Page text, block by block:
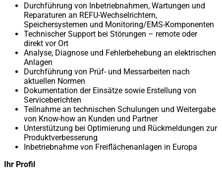
Durchführung von Inbetriebnahmen, Wartungen und
Reparaturen an REFU-Wechselrichtern,
Speichersystemen und Monitoring/EMS-Komponenten
Technischer Support bei Störungen – remote oder
direkt vor Ort
Analyse, Diagnose und Fehlerbehebung an elektrischen
Anlagen
Durchführung von Prüf- und Messarbeiten nach
aktuellen Normen
Dokumentation der Einsätze sowie Erstellung von
Serviceberichten
Teilnahme an technischen Schulungen und Weitergabe
von Know-how an Kunden und Partner
Unterstützung bei Optimierung und Rückmeldungen zur
Produktverbesserung
Inbetriebnahme von Freiflächenanlagen in Europa
Ihr Profil